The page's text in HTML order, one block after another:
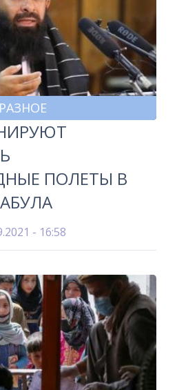
РАЗНОЕ
ПОЛЕТЫ В
- 16:58